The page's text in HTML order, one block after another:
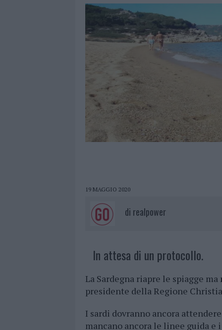
19 MAGGIO 2020
di realpower
In attesa di un protocollo.
La Sardegna riapre le spiagge ma
presidente della Regione
I sardi dovranno ancora attendere
mancano ancora le linee guida